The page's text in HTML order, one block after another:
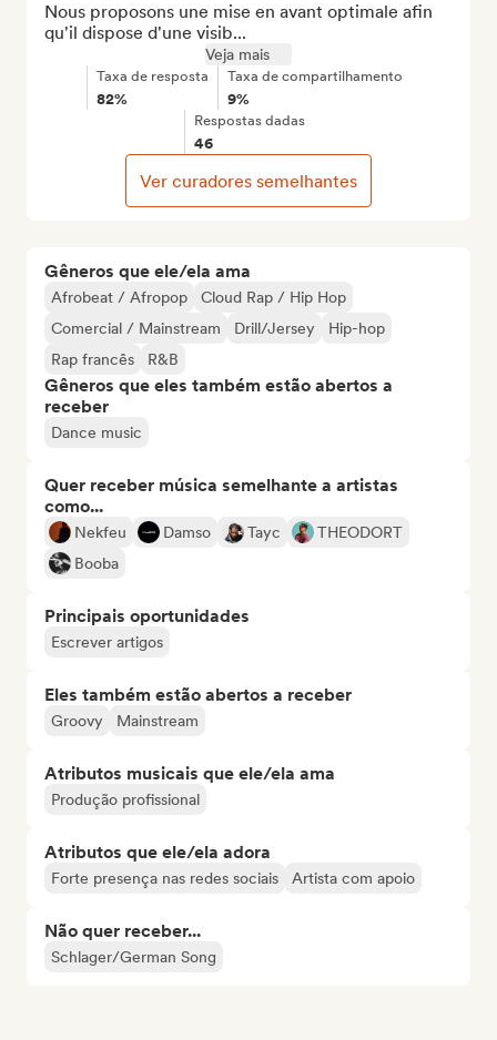
Gêneros que ele/ela ama
Afrobeat / Afropop
Cloud Rap / Hip Hop
Comercial / Mainstream
Drill/Jersey
Hip-hop
Rap francês
R&B
Gêneros que eles também estão abertos a
receber
Dance music
Quer receber música semelhante a artistas
como...
Nekfeu Damso Tayc
THEODORT
Booba
Principais oportunidades
Escrever artigos
Eles também estão abertos a receber
Groovy Mainstream
Atributos musicais que ele/ela ama
Produção profissional
Atributos que ele/ela adora
Forte presença nas redes sociais Artista com apoio
Não quer receber...
Schlager/German Song
Nous proposons une mise en avant optimale afin
qu'il dispose d'une visib...
Veja mais
Taxa de resposta
82%
Taxa de compartilhamento
9%
Respostas dadas
46
Ver curadores semelhantes